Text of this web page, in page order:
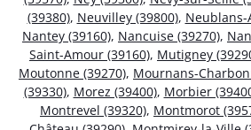
(39380), Neuvilley (39800), Neublans-
Nantey (39160), Nancuise (39270),
Saint-Amour (39160), Mutigney
Moutonne (39270), Mournans-
(39330), Morez (39400), Morbier
Montrevel (39320), Montmorot